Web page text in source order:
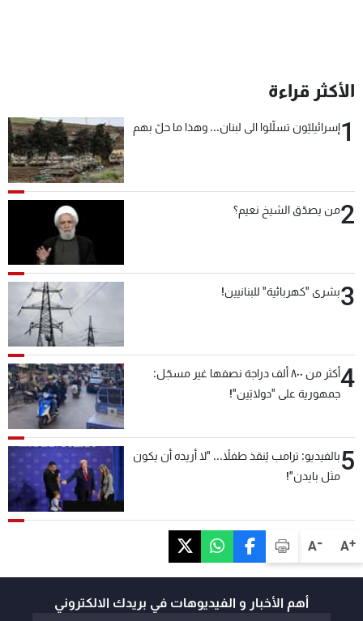
A+
A-
الأكثر قراءة
1إسرائيليّون تسلّلوا الى لبنان... وهذا ما حلّ بهم
2من يصدّق الشيخ نعيم؟
3بشرى "كهربائية" للبنانيين!
4
أكثر من ٨٠٠ ألف دراجة نصفها غير مسجّل:
جمهورية على "دولابَين"!
5بالفيديو: ترامب يُنقذ طفلاً... "لا أريده أن يكون
مثل بايدن"!
أهم الأخبار و الفيديوهات في بريدك الالكتروني